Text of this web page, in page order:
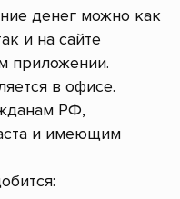
денег можно как
и на сайте
приложении.
в офисе.
РФ,
и имеющим